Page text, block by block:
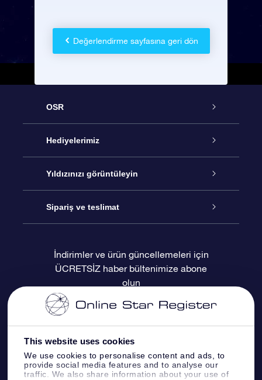
This website uses cookies
We use cookies to personalise content and ads, to
provide social media features and to analyse our
traffic. We also share information about your use of
Değerlendirme sayfasına geri dön
OSR
Hizmet
İletişim
Blogu
Değerlendirmeler
Hediyelerimiz
Çevrimiçi Yıldız Hediyesi
OSR Hediye Paketi
OSR Hediye Kartı
Kurumsal hediyeler
Yıldızınızı görüntüleyin
Star Register
Kişiselleştirilmiş Yıldız Sayfası
Bir Milyon Yıldız
OSR Starsaver
Fly me to the stars VR sanal gerçeklik
Sipariş ve teslimat
Ödeme bilgileri
Sevkiyat bilgileri
İade Politikası
Takımyıldızı
İndirimler ve ürün güncellemeleri için
ÜCRETSİZ haber bültenimize abone
olun